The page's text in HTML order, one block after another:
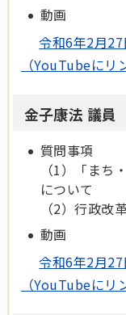
動画
令和6年2月
（YouTubeにリ
金子康法 議員
質問事項
（1）「まち
について
（2）行政改
動画
令和6年2月
（YouTubeにリ